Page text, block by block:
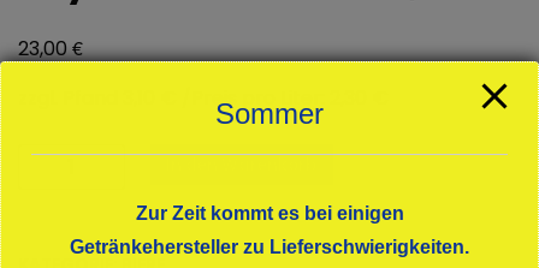
23,00€
zzgl. Pfand 3,10 € /Preis pro Liter: 2,30 €
Bayreuther
Menge
Sommer
Zur Zeit kommt es bei einigen
Getränkehersteller zu Lieferschwierigkeiten.